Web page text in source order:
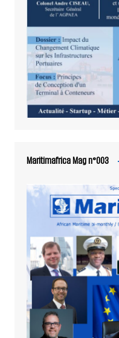
Maritimafrica Mag n°003